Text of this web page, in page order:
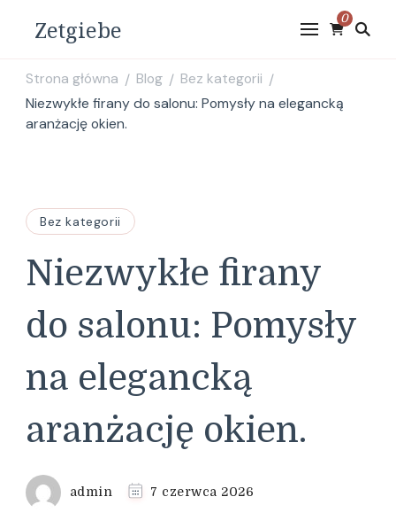
Zetgiebe 0
Strona główna / Blog / Bez kategorii /
Niezwykłe firany do salonu: Pomysły na elegancką
aranżację okien.
Bez kategorii
Niezwykłe firany
do salonu: Pomysły
na elegancką
aranżację okien.
admin 7 czerwca 2026